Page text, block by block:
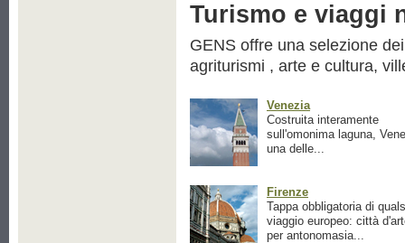
Turismo e viaggi
GENS offre una selezione
agriturismi , arte e cultura,
Venezia
Costruita interamente
sull'omonima laguna,
una delle...
Firenze
Tappa obbligatoria di
viaggio europeo: città
per antonomasia...